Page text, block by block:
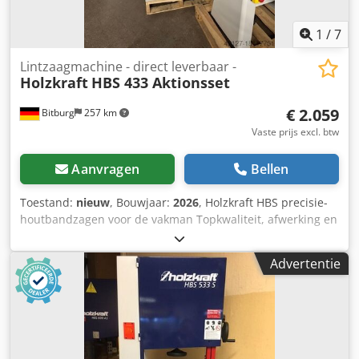
1 /7
Bitburg 257 km
Lintzaagmachine - direct leverbaar -
Holzkraft HBS 433 Aktionsset
€ 2.059
Vaste prijs excl. btw
Aanvragen Bellen
Toestand: nieuw, Bouwjaar: 2026, Holzkraft HBS precisie-
houtbandzagen voor de vakman Topkwaliteit, afwerking en
prijs-prestatieverhouding Bijzonder stille en nauwkeurige
loop dankzij torsievrije machinebehuizing Grote zaagtafel
van grijs gietijzer uit één stuk, met een nauwkeurig
geslepen en gepolijst oppervlak. Zaagband snelspanning
via excentrische hendel aan de achterkant van de machine
Standaard met twee snelheden Nauwkeurige 3
rolzaagbandgeleiders, standaard boven en onder, vanaf
HBS 351 Dodpfevk Sd Dex Ahnowa Snelle
Advertentie